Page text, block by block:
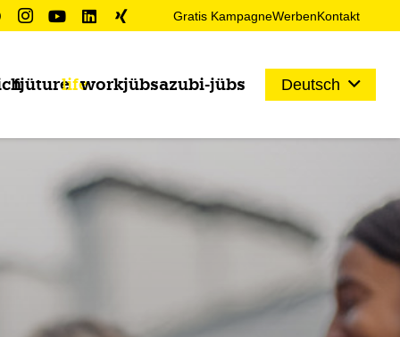
Gratis KampagneWerbenKontakt
fjüturelifeworkjübsazubi-jübs Deutsch